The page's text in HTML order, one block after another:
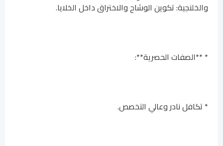
والخلنجية: تكوين الوشاح والاختراق داخل الخلايا.
* **الصفات الحصرية**:
* تكافل نادر وعالي التخصص.